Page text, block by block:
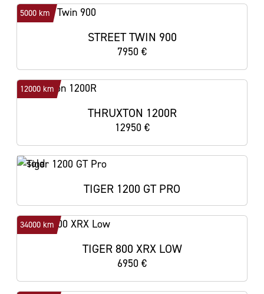
5000 km
STREET TWIN 900
7950 €
12000 km
THRUXTON 1200R
12950 €
TIGER 1200 GT PRO
34000 km
TIGER 800 XRX LOW
6950 €